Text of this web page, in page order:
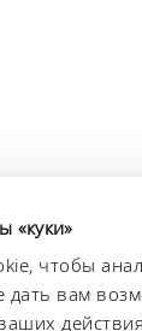
«куки»
чтобы
дать вам